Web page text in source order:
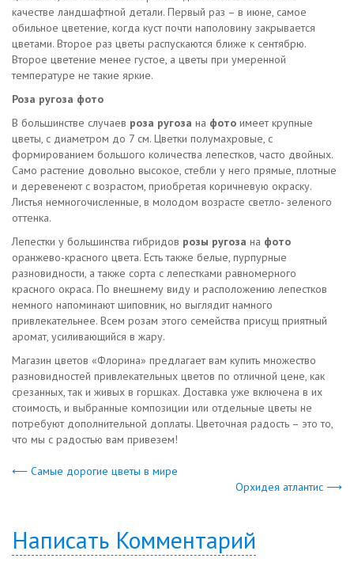
качестве ландшафтной детали. Первый раз – в июне, самое
обильное цветение, когда куст почти наполовину закрывается
цветами. Второе раз цветы распускаются ближе к сентябрю.
Второе цветение менее густое, а цветы при умеренной
температуре не такие яркие.
Роза ругоза фото
В большинстве случаев роза ругоза на фото имеет крупные
цветы, с диаметром до 7 см. Цветки полумахровые, с
формированием большого количества лепестков, часто двойных.
Само растение довольно высокое, стебли у него прямые, плотные
и деревенеют с возрастом, приобретая коричневую окраску.
Листья немногочисленные, в молодом возрасте светло- зеленого
оттенка.
Лепестки у большинства гибридов розы ругоза на фото
оранжево-красного цвета. Есть также белые, пурпурные
разновидности, а также сорта с лепестками равномерного
красного окраса. По внешнему виду и расположению лепестков
немного напоминают шиповник, но выглядит намного
привлекательнее. Всем розам этого семейства присущ приятный
аромат, усиливающийся в жару.
Магазин цветов «Флорина» предлагает вам купить множество
разновидностей привлекательных цветов по отличной цене, как
срезанных, так и живых в горшках. Доставка уже включена в их
стоимость, и выбранные композиции или отдельные цветы не
потребуют дополнительной доплаты. Цветочная радость – это то,
что мы с радостью вам привезем!
⟵ Самые дорогие цветы в мире
Орхидея атлантис ⟶
Написать Комментарий